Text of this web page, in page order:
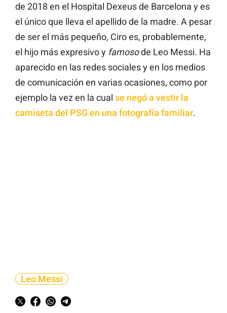
de 2018 en el Hospital Dexeus de Barcelona y es
el único que lleva el apellido de la madre. A pesar
de ser el más pequeño, Ciro es, probablemente,
el hijo más expresivo y famosode Leo Messi. Ha
aparecido en las redes sociales y en los medios
de comunicación en varias ocasiones, como por
ejemplo la vez en la cual se negó a vestir la
camiseta del PSG en una fotografía familiar.
Leo Messi